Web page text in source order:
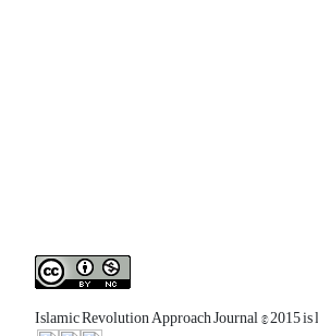
Islamic Revolution Approach Journal© 2015